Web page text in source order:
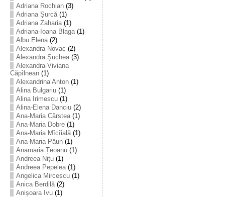
Adriana Rochian(3)
Adriana Șurcă(1)
Adriana Zaharia(1)
Adriana-Ioana Blaga(1)
Albu Elena(2)
Alexandra Novac (2)
Alexandra Șuchea(3)
Alexandra-Viviana
Căpîlnean(1)
Alexandrina Anton(1)
Alina Bulgariu(1)
Alina Irimescu(1)
Alina-Elena Danciu(2)
Ana-Maria Cârstea(1)
Ana-Maria Dobre(1)
Ana-Maria Mîcîială(1)
Ana-Maria Păun(1)
Anamaria Țeoanu(1)
Andreea Nițu(1)
Andreea Pepelea(1)
Angelica Mircescu(1)
Anica Berdilă(2)
Anișoara Ivu(1)